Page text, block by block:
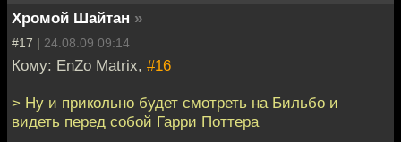
Хромой Шайтан »
#17 | 24.08.09 09:14
Кому: EnZo Matrix, #16
> Ну и прикольно будет смотреть на Бильбо и
видеть перед собой Гарри Поттера